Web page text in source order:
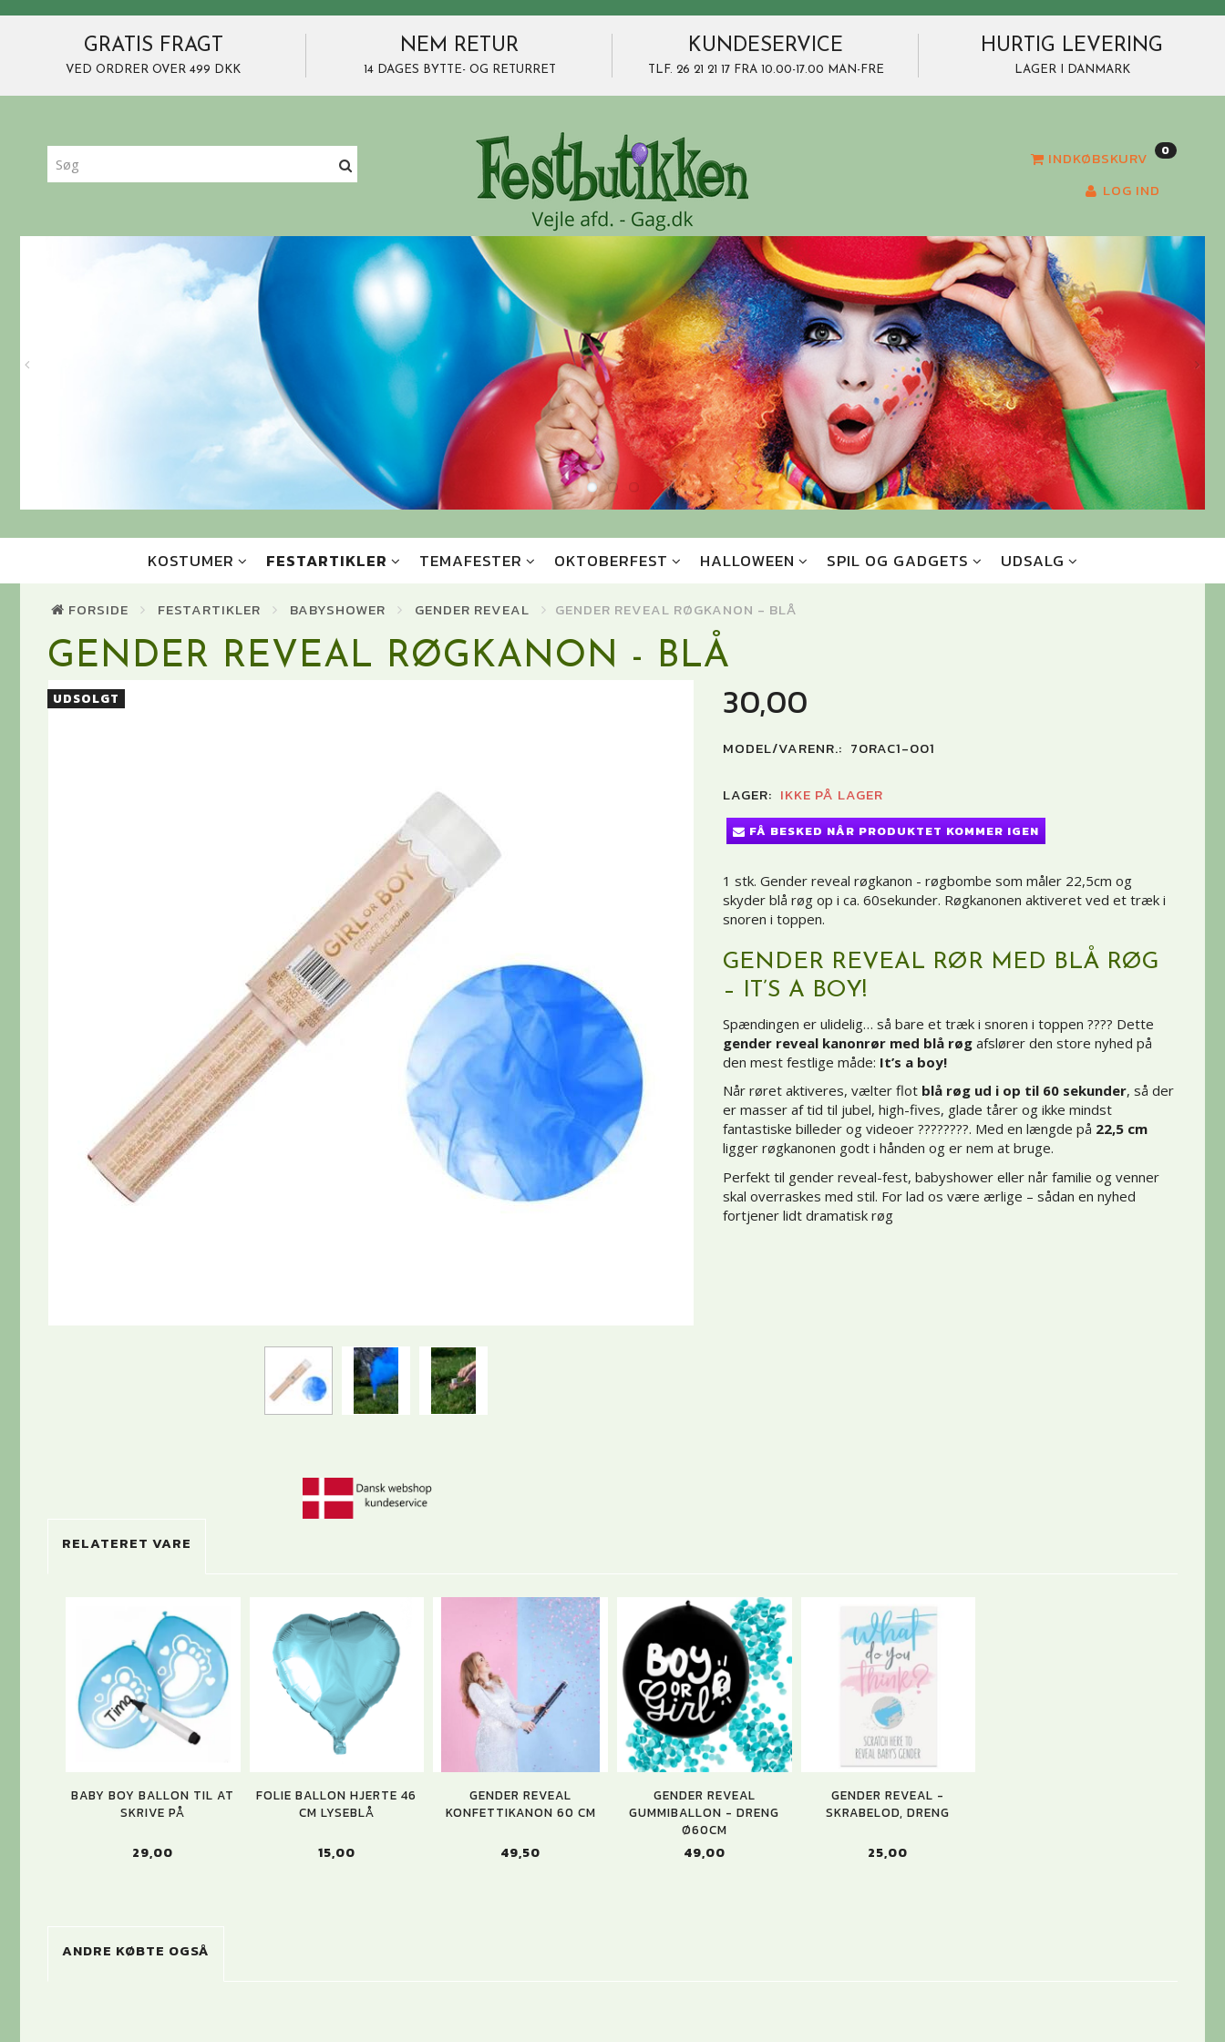
GRATIS FRAGT
VED ORDRER OVER 499 DKK
NEM RETUR
14 DAGES BYTTE- OG RETURRET
KUNDESERVICE
TLF. 26 21 21 17 FRA 10.00-17.00 MAN-FRE
HURTIG LEVERING
LAGER I DANMARK
INDKØBSKURV 0
LOG IND
KOSTUMER FESTARTIKLER TEMAFESTER OKTOBERFEST HALLOWEEN SPIL OG GADGETS UDSALG
FORSIDE FESTARTIKLER BABYSHOWER GENDER REVEAL GENDER REVEAL RØGKANON - BLÅ
GENDER REVEAL RØGKANON - BLÅ
UDSOLGT 30,00
MODEL/VARENR.: 70RAC1-001
LAGER: IKKE PÅ LAGER
FÅ BESKED NÅR PRODUKTET KOMMER IGEN
1 stk. Gender reveal røgkanon - røgbombe som måler 22,5cm og
skyder blå røg op i ca. 60sekunder. Røgkanonen aktiveret ved et træk i
snoren i toppen.
GENDER REVEAL RØR MED BLÅ RØG
– IT’S A BOY!
Spændingen er ulidelig… så bare et træk i snoren i toppen ???? Dette
gender reveal kanonrør med blå røgafslører den store nyhed på
den mest festlige måde: It’s a boy!
Når røret aktiveres, vælter flot blå røg ud i op til 60 sekunder, så der
er masser af tid til jubel, high-fives, glade tårer og ikke mindst
fantastiske billeder og videoer ????????. Med en længde på 22,5 cm
ligger røgkanonen godt i hånden og er nem at bruge.
Perfekt til gender reveal-fest, babyshower eller når familie og venner
skal overraskes med stil. For lad os være ærlige – sådan en nyhed
fortjener lidt dramatisk røg
RELATERET VARE
BABY BOY BALLON TIL AT
SKRIVE PÅ
29,00
FOLIE BALLON HJERTE 46
CM LYSEBLÅ
15,00
GENDER REVEAL
KONFETTIKANON 60 CM
49,50
GENDER REVEAL
GUMMIBALLON - DRENG
Ø60CM
49,00
GENDER REVEAL -
SKRABELOD, DRENG
25,00
ANDRE KØBTE OGSÅ